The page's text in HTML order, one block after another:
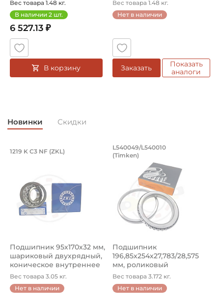
Вес товара 1.48 кг.
В наличии 2 шт.
6 527.13 ₽
В корзину
Вес товара 1.48 кг.
Нет в наличии
Заказать
Показать
аналоги
Новинки Скидки
Подшипник 95х170х32 мм, шариковый
Подшипник 95х170х32 мм, шариковый двухрядный,
1219 K C3 NF (ZKL)
Подшипник 95х170х32 мм,
шариковый двухрядный,
коническое внутреннее
кол...
Вес товара 3.05 кг.
Нет в наличии
Подшипник
Подшипник
L540049/L540010
(Timken)
Подшипник
196,85х254х27,783/28,575
мм, роликовый
однорядный конический
...
Вес товара 3.172 кг.
Нет в наличии